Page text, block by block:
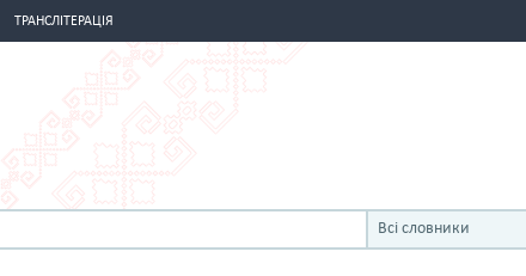
ТРАНСЛІТЕРАЦІЯ
Всі словники